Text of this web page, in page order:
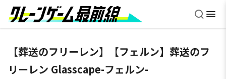
【葬送のフリーレン】【フェルン】葬送のフ
リーレン Glasscape-フェルン-